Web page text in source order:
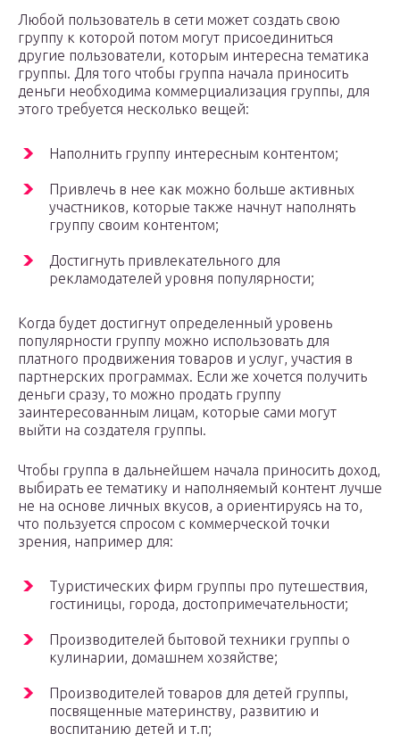
Любой пользователь в сети может создать свою
группу к которой потом могут присоединиться
другие пользователи, которым интересна тематика
группы. Для того чтобы группа начала приносить
деньги необходима коммерциализация группы, для
этого требуется несколько вещей:
Наполнить группу интересным контентом;
Привлечь в нее как можно больше активных
участников, которые также начнут наполнять
группу своим контентом;
Достигнуть привлекательного для
рекламодателей уровня популярности;
Когда будет достигнут определенный уровень
популярности группу можно использовать для
платного продвижения товаров и услуг, участия в
партнерских программах. Если же хочется получить
деньги сразу, то можно продать группу
заинтересованным лицам, которые сами могут
выйти на создателя группы.
Чтобы группа в дальнейшем начала приносить доход,
выбирать ее тематику и наполняемый контент лучше
не на основе личных вкусов, а ориентируясь на то,
что пользуется спросом с коммерческой точки
зрения, например для:
Туристических фирм группы про путешествия,
гостиницы, города, достопримечательности;
Производителей бытовой техники группы о
кулинарии, домашнем хозяйстве;
Производителей товаров для детей группы,
посвященные материнству, развитию и
воспитанию детей и т.п;